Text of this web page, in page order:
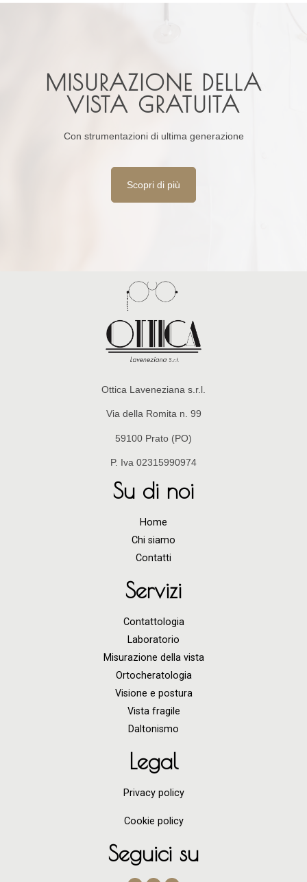
MISURAZIONE DELLA
VISTA GRATUITA
Con strumentazioni di ultima generazione
Scopri di più
Ottica Laveneziana s.r.l.
Via della Romita n. 99
59100 Prato (PO)
P. Iva 02315990974
Su di noi
Home
Chi siamo
Contatti
Servizi
Contattologia
Laboratorio
Misurazione della vista
Ortocheratologia
Visione e postura
Vista fragile
Daltonismo
Legal
Privacy policy
Cookie policy
Seguici su